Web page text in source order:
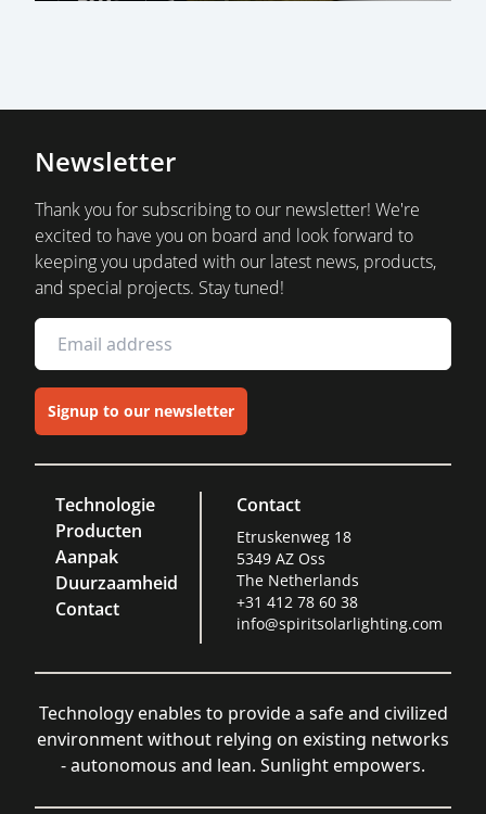
Newsletter
Thank you for subscribing to our newsletter! We're
excited to have you on board and look forward to
keeping you updated with our latest news, products,
and special projects. Stay tuned!
Signup to our newsletter
Technologie
Producten
Aanpak
Duurzaamheid
Contact
Contact
Etruskenweg 18
5349 AZ Oss
The Netherlands
+31 412 78 60 38
info@spiritsolarlighting.com
Technology enables to provide a safe and civilized
environment without relying on existing networks
- autonomous and lean. Sunlight empowers.